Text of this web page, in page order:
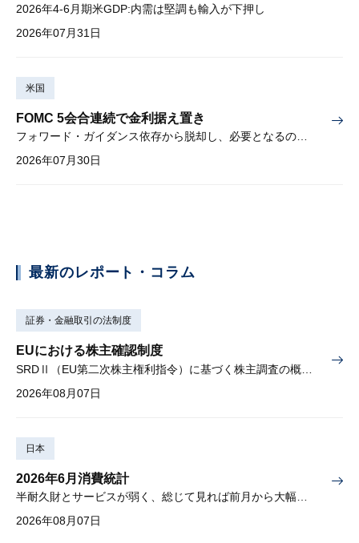
2026年4-6月期米GDP:内需は堅調も輸入が下押し
2026年07月31日
米国
FOMC 5会合連続で金利据え置き
フォワード・ガイダンス依存から脱却し、必要となるのは綿密な経済分析
2026年07月30日
最新のレポート・コラム
証券・金融取引の法制度
EUにおける株主確認制度
2026年08月07日
日本
2026年6月消費統計
半耐久財とサービスが弱く、総じて見れば前月から大幅に減少
2026年08月07日